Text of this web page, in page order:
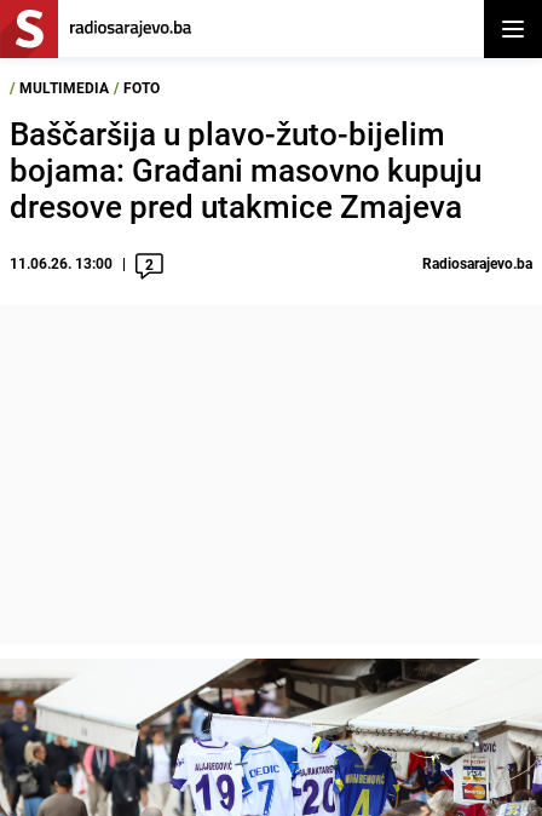
/ MULTIMEDIA / FOTO
Baščaršija u plavo-žuto-bijelim
bojama: Građani masovno kupuju
dresove pred utakmice Zmajeva
11.06.26. 13:00 2 Radiosarajevo.ba